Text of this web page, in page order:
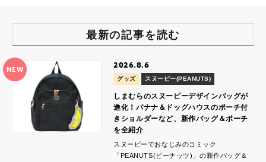
最新の記事を読む
NEW 2026.8.6
グッズ スヌーピー(PEANUTS)
しまむらのスヌーピーデザインバッグが
進化！バナナ＆ドッグハウスのポーチ付
きショルダーなど、新作バッグ＆ポーチ
を全紹介
スヌーピーでおなじみのコミック
「PEANUTS(ピーナッツ)」の新作バッグ＆